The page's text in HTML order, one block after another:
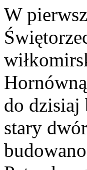
W
do dzisiaj
stary